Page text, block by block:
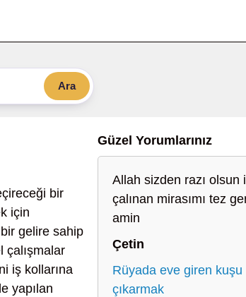
Ara
bir
için
gelire sahip
çalışmalar
iş kollarına
yapılan
Güzel Yorumlarınız
Allah sizden razı olsun
çalınan mirasımı tez
amin
Çetin
Rüyada eve giren kuşu
çıkarmak